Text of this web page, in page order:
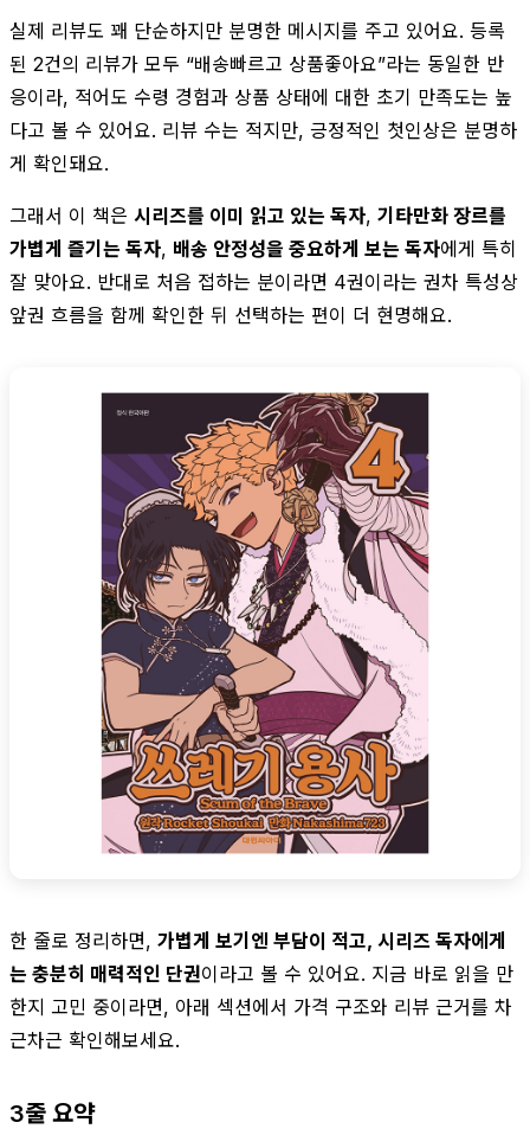
실제 리뷰도 꽤 단순하지만 분명한 메시지를 주고 있어요. 등록
된 2건의 리뷰가 모두 “배송빠르고 상품좋아요”라는 동일한 반
응이라, 적어도 수령 경험과 상품 상태에 대한 초기 만족도는 높
다고 볼 수 있어요. 리뷰 수는 적지만, 긍정적인 첫인상은 분명하
게 확인돼요.
그래서 이 책은 시리즈를 이미 읽고 있는 독자, 기타만화 장르를
가볍게 즐기는 독자, 배송 안정성을 중요하게 보는 독자에게 특히
잘 맞아요. 반대로 처음 접하는 분이라면 4권이라는 권차 특성상
앞권 흐름을 함께 확인한 뒤 선택하는 편이 더 현명해요.
한 줄로 정리하면, 가볍게 보기엔 부담이 적고, 시리즈 독자에게
는 충분히 매력적인 단권이라고 볼 수 있어요. 지금 바로 읽을 만
한지 고민 중이라면, 아래 섹션에서 가격 구조와 리뷰 근거를 차
근차근 확인해보세요.
3줄 요약